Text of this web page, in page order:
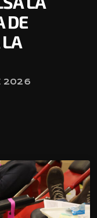
DE
2026